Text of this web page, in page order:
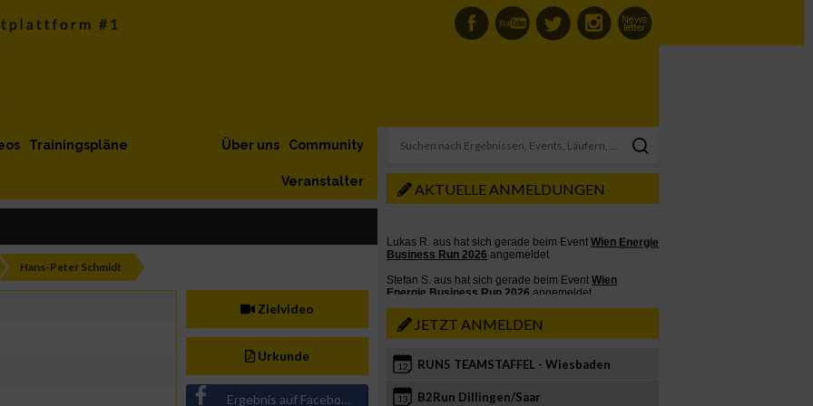
Trainingspläne Community
Über uns
Veranstalter
Hans-Peter Schmidt
Zielvideo
Urkunde
Ergebnis auf Facebook teilen
AKTUELLE ANMELDUNGEN
JETZT ANMELDEN
12 RUN5 TEAMSTAFFEL - Wiesbaden
13 B2Run Dillingen/Saar